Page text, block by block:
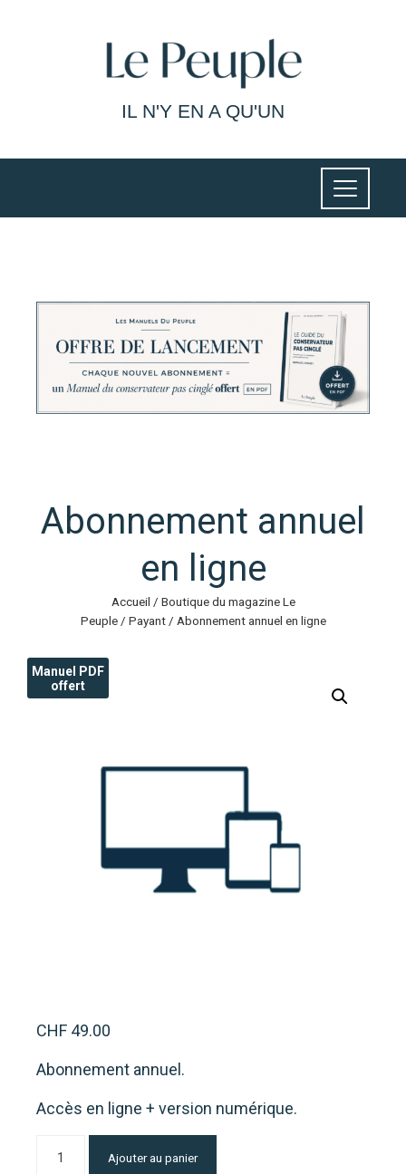
IL N'Y EN A QU'UN
Abonnement annuel
en ligne
Accueil / Boutique du magazine Le
Peuple/ Payant/ Abonnement annuel en ligne
Manuel PDF
offert
CHF 49.00
Abonnement annuel.
Accès en ligne + version numérique.
Ajouter au panier